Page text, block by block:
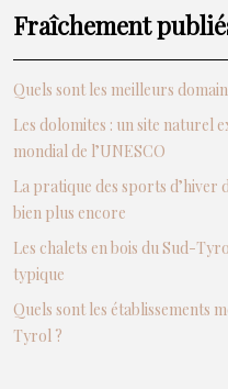
Fraîchement
Quels sont les meilleurs
Les dolomites : un site naturel
mondial de l’UNESCO
La pratique des sports
bien plus encore
Les chalets en bois du Sud-
typique
Quels sont les établissements
Tyrol ?